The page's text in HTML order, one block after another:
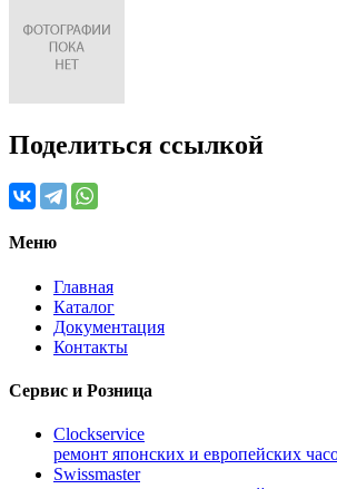
Поделиться ссылкой
Меню
Главная
Каталог
Документация
Контакты
Сервис и Розница
Clockservice
ремонт японских и европейских
Swissmaster